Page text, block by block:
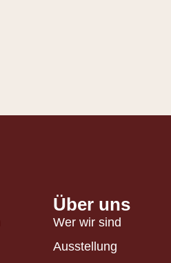
Über uns
Wer wir sind
Ausstellung